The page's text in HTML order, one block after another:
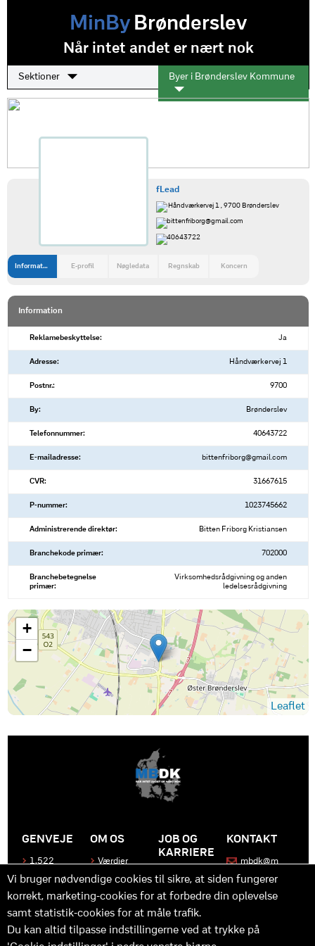
MinByBrønderslev
Når intet andet er nært nok
Sektioner Byer i Brønderslev Kommune
fLead
Håndværkervej 1 , 9700 Brønderslev
bittenfriborg@gmail.com
40643722
Information E-profil Nøgledata Regnskab Koncern
Information
Reklamebeskyttelse: Ja
Adresse: Håndværkervej 1
Postnr.: 9700
By: Brønderslev
Telefonnummer: 40643722
E-mailadresse: bittenfriborg@gmail.com
CVR: 31667615
P-nummer: 1023745662
Administrerende direktør: Bitten Friborg Kristiansen
Branchekode primær: 702000
Branchebetegnelse
primær:
Virksomhedsrådgivning og anden
ledelsesrådgivning
+
−
Leaflet
GENVEJE
1.522
Produkter
Kontakt
os
OM OS
Værdier
Historen
bag
MBDK
Hvad gør
os unikke
JOB OG
KARRIERE
Bliv en del
af MBDK
Vores
team
og
KONTAKT
mbdk@m
Vi bruger nødvendige cookies til sikre, at siden fungerer
korrekt, marketing-cookies for at forbedre din oplevelse
samt statistik-cookies for at måle trafik.
Du kan altid tilpasse indstillingerne ved at trykke på